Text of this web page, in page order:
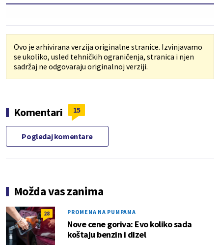
Ovo je arhivirana verzija originalne stranice. Izvinjavamo
se ukoliko, usled tehničkih ograničenja, stranica i njen
sadržaj ne odgovaraju originalnoj verziji.
Komentari 15
Pogledaj komentare
Možda vas zanima
28 PROMENA NA PUMPAMA
Nove cene goriva: Evo koliko sada
koštaju benzin i dizel